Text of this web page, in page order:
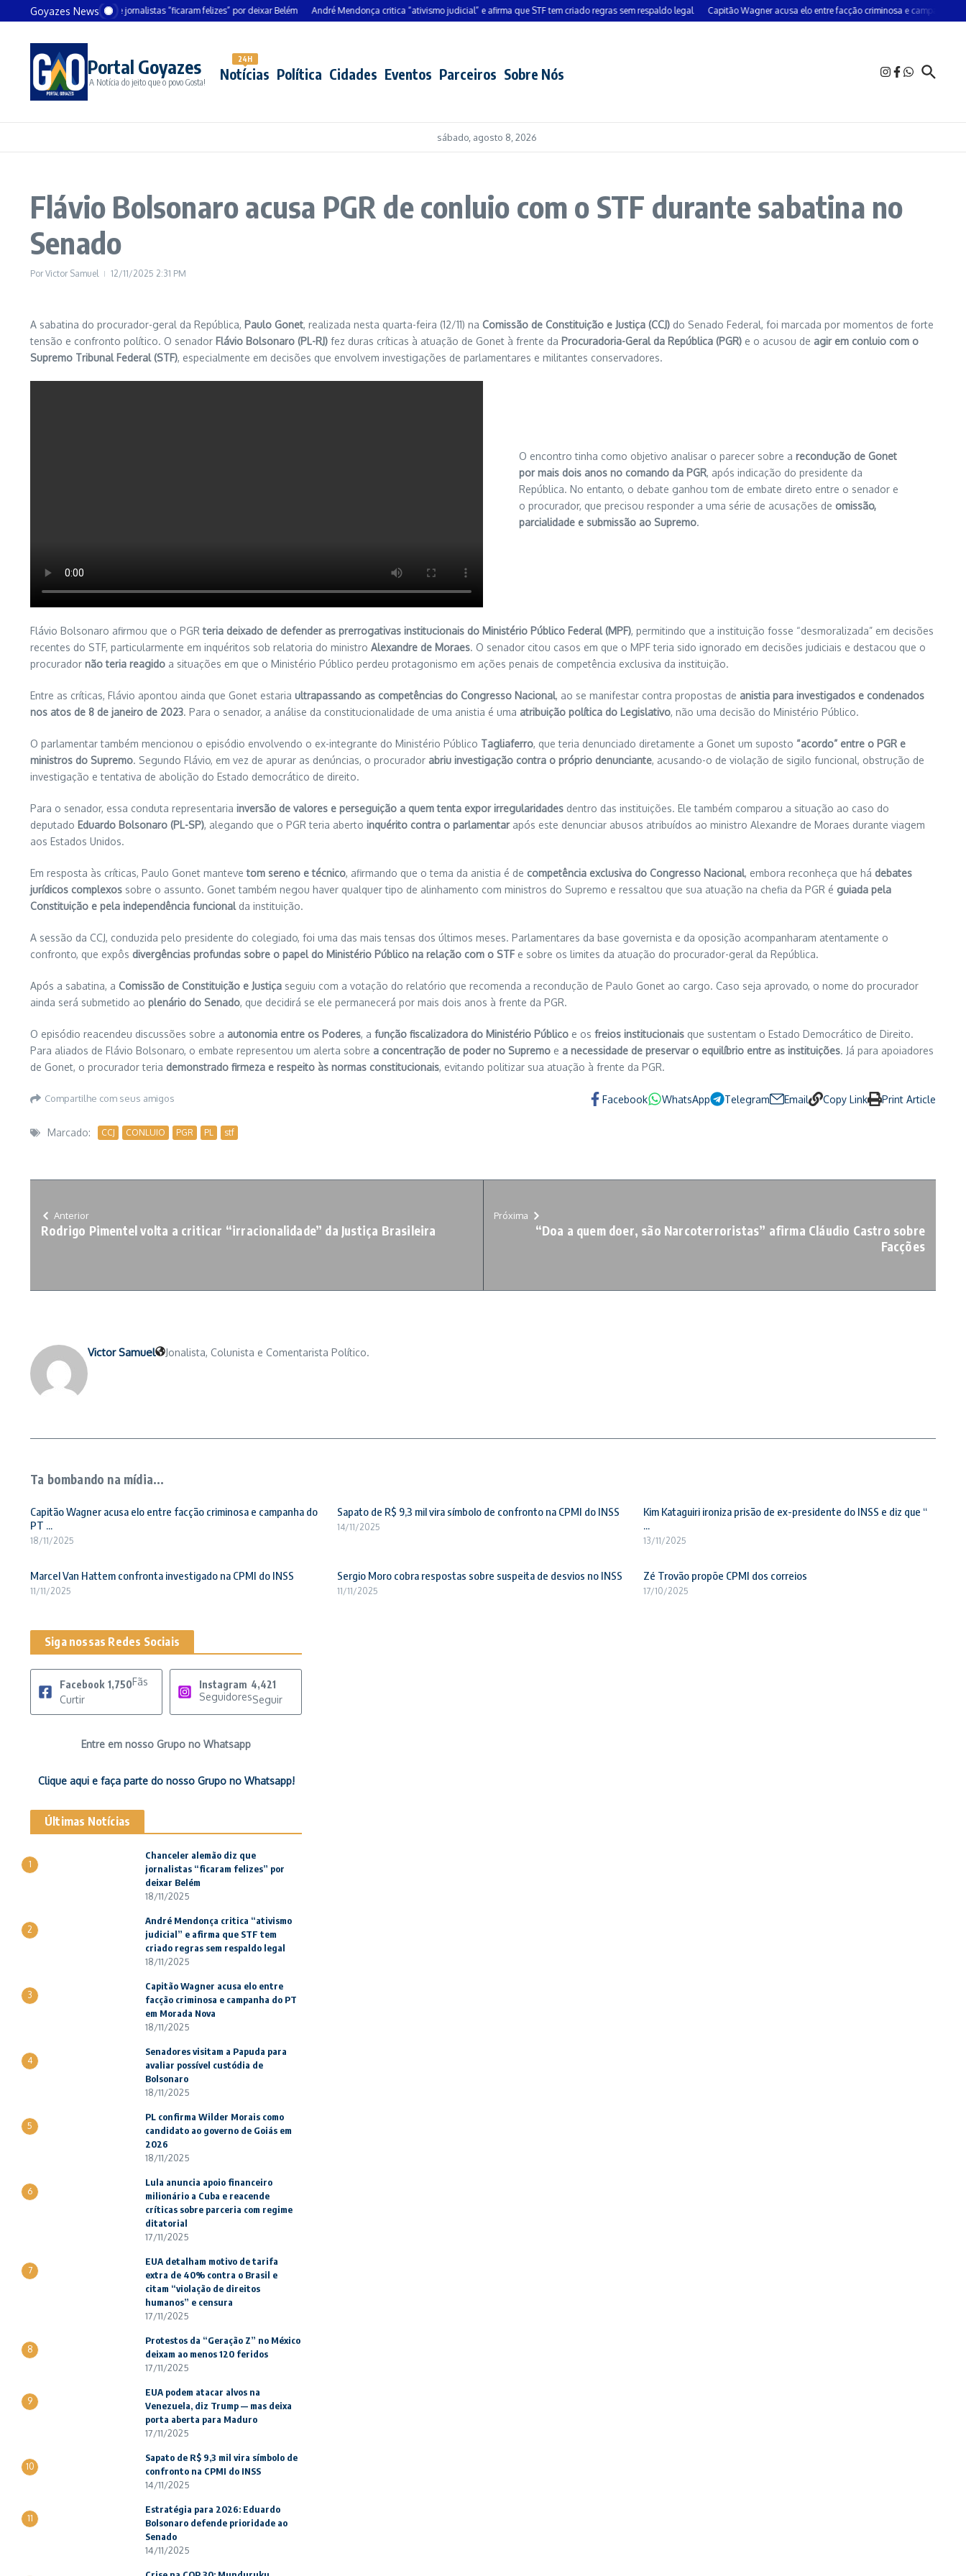
Ir para o conteúdo
Goyazes News
alemão diz que jornalistas “ficaram felizes” por deixar Belém André Mendonça critica “ativismo judicial” e afirma que STF tem criado regras sem respaldo legal Capitão Wagner acusa elo entre facção criminosa e campanha do PT
Portal Goyazes
A Notícia do jeito que o povo Gosta! Notícias
24H
Política Cidades Eventos Parceiros Sobre Nós
sábado, agosto 8, 2026
Flávio Bolsonaro acusa PGR de conluio com o STF durante sabatina no
Senado
PorVictor Samuel 12/11/2025 2:31 PM
A sabatina do procurador-geral da República, Paulo Gonet, realizada nesta quarta-feira (12/11) na Comissão de Constituição e Justiça (CCJ) do Senado Federal, foi marcada por momentos de forte
tensão e confronto político. O senador Flávio Bolsonaro (PL-RJ) fez duras críticas à atuação de Gonet à frente da Procuradoria-Geral da República (PGR) e o acusou de agir em conluio com o
Supremo Tribunal Federal (STF), especialmente em decisões que envolvem investigações de parlamentares e militantes conservadores.
O encontro tinha como objetivo analisar o parecer sobre arecondução de Gonet
por mais dois anos no comando da PGR, após indicação do presidente da
República. No entanto, o debate ganhou tom de embate direto entre o senador e
o procurador, que precisou responder a uma série de acusações deomissão,
parcialidade e submissão ao Supremo.
Flávio Bolsonaro afirmou que o PGRteria deixado de defender as prerrogativas institucionais do Ministério Público Federal (MPF), permitindo que a instituição fosse “desmoralizada” em decisões
recentes do STF, particularmente em inquéritos sob relatoria do ministro Alexandre de Moraes. O senador citou casos em que o MPF teria sido ignorado em decisões judiciais e destacou que o
procurador não teria reagido a situações em que o Ministério Público perdeu protagonismo em ações penais de competência exclusiva da instituição.
Entre as críticas, Flávio apontou ainda que Gonet estaria ultrapassando as competências do Congresso Nacional, ao se manifestar contra propostas de anistia para investigados e condenados
nos atos de 8 de janeiro de 2023. Para o senador, a análise da constitucionalidade de uma anistia é uma atribuição política do Legislativo, não uma decisão do Ministério Público.
O parlamentar também mencionou o episódio envolvendo o ex-integrante do Ministério Público Tagliaferro, que teria denunciado diretamente a Gonet um suposto “acordo” entre o PGR e
ministros do Supremo. Segundo Flávio, em vez de apurar as denúncias, o procurador abriu investigação contra o próprio denunciante, acusando-o de violação de sigilo funcional, obstrução de
investigação e tentativa de abolição do Estado democrático de direito.
Para o senador, essa conduta representaria inversão de valores e perseguição a quem tenta expor irregularidades dentro das instituições. Ele também comparou a situação ao caso do
deputado Eduardo Bolsonaro (PL-SP), alegando que o PGR teria aberto inquérito contra o parlamentarapós este denunciar abusos atribuídos ao ministro Alexandre de Moraes durante viagem
aos Estados Unidos.
Em resposta às críticas, Paulo Gonet mantevetom sereno e técnico, afirmando que o tema da anistia é de competência exclusiva do Congresso Nacional, embora reconheça que há debates
jurídicos complexos sobre o assunto. Gonet também negou haver qualquer tipo de alinhamento com ministros do Supremo e ressaltou que sua atuação na chefia da PGR é guiada pela
Constituição e pela independência funcionalda instituição.
A sessão da CCJ, conduzida pelo presidente do colegiado, foi uma das mais tensas dos últimos meses. Parlamentares da base governista e da oposição acompanharam atentamente o
confronto, que expôs divergências profundas sobre o papel do Ministério Público na relação com o STF e sobre os limites da atuação do procurador-geral da República.
Após a sabatina, a Comissão de Constituição e Justiça seguiu com a votação do relatório que recomenda a recondução de Paulo Gonet ao cargo. Caso seja aprovado, o nome do procurador
ainda será submetido ao plenário do Senado, que decidirá se ele permanecerá por mais dois anos à frente da PGR.
O episódio reacendeu discussões sobre a autonomia entre os Poderes, a função fiscalizadora do Ministério Público e os freios institucionais que sustentam o Estado Democrático de Direito.
Para aliados de Flávio Bolsonaro, o embate representou um alerta sobre a concentração de poder no Supremo e a necessidade de preservar o equilíbrio entre as instituições. Já para apoiadores
de Gonet, o procurador teria demonstrado firmeza e respeito às normas constitucionais, evitando politizar sua atuação à frente da PGR.
Compartilhe com seus amigos Facebook WhatsApp Telegram Email Copy Link Print Article
Marcado: CCJ CONLUIO PGR PL stf
Anterior
Rodrigo Pimentel volta a criticar “irracionalidade” da Justiça Brasileira
Próxima
“Doa a quem doer, são Narcoterroristas” afirma Cláudio Castro sobre
Facções
Victor Samuel Jonalista, Colunista e Comentarista Político.
Ta bombando na mídia...
Capitão Wagner acusa elo entre facção criminosa e campanha do
PT ...
18/11/2025
Sapato de R$ 9,3 mil vira símbolo de confronto na CPMI do INSS
14/11/2025
Kim Kataguiri ironiza prisão de ex-presidente do INSS e diz que “
...
13/11/2025
Marcel Van Hattem confronta investigado na CPMI do INSS
11/11/2025
Sergio Moro cobra respostas sobre suspeita de desvios no INSS
11/11/2025
Zé Trovão propõe CPMI dos correios
17/10/2025
Siga nossas Redes Sociais
Facebook 1,750Fãs
Curtir
Instagram 4,421
SeguidoresSeguir
Entre em nosso Grupo no Whatsapp
Clique aqui e faça parte do nosso Grupo no Whatsapp!
Últimas Notícias
1
Chanceler alemão diz que
jornalistas “ficaram felizes” por
deixar Belém
18/11/2025
2
André Mendonça critica “ativismo
judicial” e afirma que STF tem
criado regras sem respaldo legal
18/11/2025
3
Capitão Wagner acusa elo entre
facção criminosa e campanha do PT
em Morada Nova
18/11/2025
4
Senadores visitam a Papuda para
avaliar possível custódia de
Bolsonaro
18/11/2025
5
PL confirma Wilder Morais como
candidato ao governo de Goiás em
2026
18/11/2025
6
Lula anuncia apoio financeiro
milionário a Cuba e reacende
críticas sobre parceria com regime
ditatorial
17/11/2025
7
EUA detalham motivo de tarifa
extra de 40% contra o Brasil e
citam “violação de direitos
humanos” e censura
17/11/2025
8
Protestos da “Geração Z” no México
deixam ao menos 120 feridos
17/11/2025
9
EUA podem atacar alvos na
Venezuela, diz Trump — mas deixa
porta aberta para Maduro
17/11/2025
10
Sapato de R$ 9,3 mil vira símbolo de
confronto na CPMI do INSS
14/11/2025
11
Estratégia para 2026: Eduardo
Bolsonaro defende prioridade ao
Senado
14/11/2025